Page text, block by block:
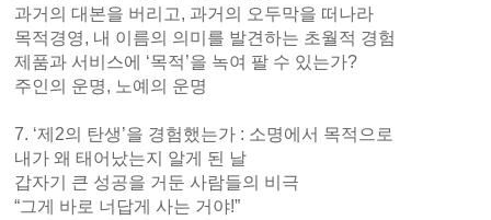
과거의 대본을 버리고, 과거의 오두막을 떠나라
목적경영, 내 이름의 의미를 발견하는 초월적 경험
제품과 서비스에 ‘목적’을 녹여 팔 수 있는가?
주인의 운명, 노예의 운명
7. ‘제2의 탄생’을 경험했는가 : 소명에서 목적으로
내가 왜 태어났는지 알게 된 날
갑자기 큰 성공을 거둔 사람들의 비극
“그게 바로 너답게 사는 거야!”